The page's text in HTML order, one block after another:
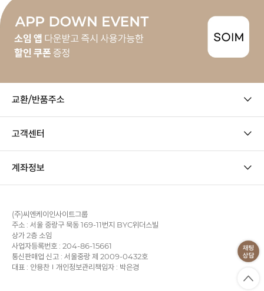
교환/반품주소
고객센터
계좌정보
(주)씨엔케이인사이트그룹
주소 : 서울 중랑구 묵동 169-11번지 BYC위더스빌
상가 2층 소임
사업자등록번호 : 204-86-15661
통신판매업 신고 : 서울중랑 제 2009-0432호
대표 : 안용찬
개인정보관리책임자 : 박은경